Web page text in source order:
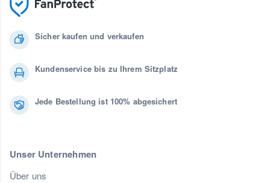
Sicher kaufen und verkaufen
Kundenservice bis zu Ihrem Sitzplatz
Jede Bestellung ist 100% abgesichert
Unser Unternehmen
Über uns